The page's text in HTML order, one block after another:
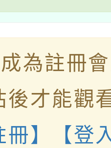
為註冊
後才能觀
冊】
【登